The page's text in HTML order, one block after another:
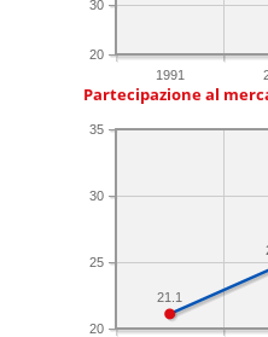
1991
20
30
Partecipazione al
20
25
30
35
21.1